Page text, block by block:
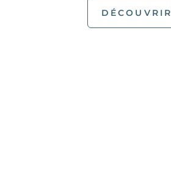
DÉCOUVRIR